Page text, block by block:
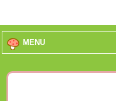
MENU